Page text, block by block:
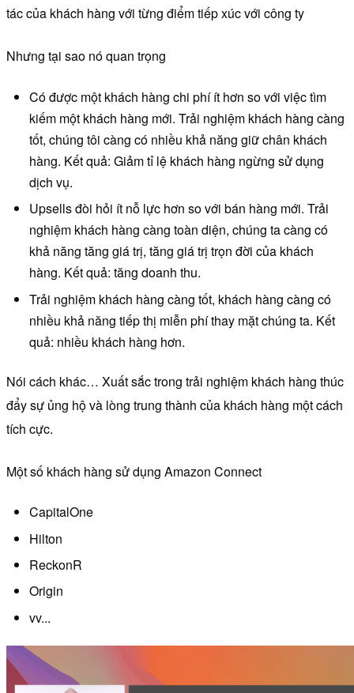
tác của khách hàng với từng điểm tiếp xúc với công ty
Nhưng tại sao nó quan trọng
Có được một khách hàng chi phí ít hơn so với việc tìm
kiếm một khách hàng mới. Trải nghiệm khách hàng càng
tốt, chúng tôi càng có nhiều khả năng giữ chân khách
hàng. Kết quả: Giảm tỉ lệ khách hàng ngừng sử dụng
dịch vụ.
Upsells đòi hỏi ít nỗ lực hơn so với bán hàng mới. Trải
nghiệm khách hàng càng toàn diện, chúng ta càng có
khả năng tăng giá trị, tăng giá trị trọn đời của khách
hàng. Kết quả: tăng doanh thu.
Trải nghiệm khách hàng càng tốt, khách hàng càng có
nhiều khả năng tiếp thị miễn phí thay mặt chúng ta. Kết
quả: nhiều khách hàng hơn.
Nói cách khác… Xuất sắc trong trải nghiệm khách hàng thúc
đẩy sự ủng hộ và lòng trung thành của khách hàng một cách
tích cực.
Một số khách hàng sử dụng Amazon Connect
CapitalOne
Hilton
ReckonR
Origin
vv...